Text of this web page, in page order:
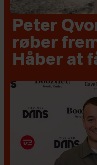
Peter
røber
Håber at